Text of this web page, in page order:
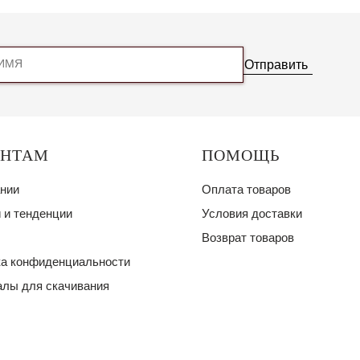
Отправить
и тенденции
конфиденциальности
для скачивания
ПОМОЩЬ
Оплата товаров
Условия доставки
Возврат товаров